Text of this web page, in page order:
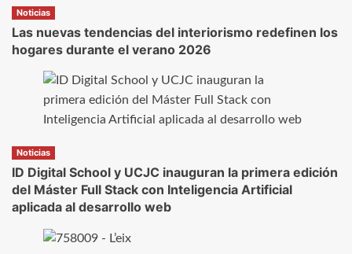
Noticias
Las nuevas tendencias del interiorismo redefinen los
hogares durante el verano 2026
Noticias
ID Digital School y UCJC inauguran la primera edición
del Máster Full Stack con Inteligencia Artificial
aplicada al desarrollo web